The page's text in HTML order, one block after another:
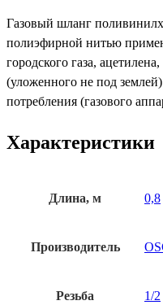
Газовый шланг
полиэфирной нитью
городского газа,
(уложенного не под
потребления (газового
Характеристики
Длина, м 0,8
Производитель
Резьба 1/2